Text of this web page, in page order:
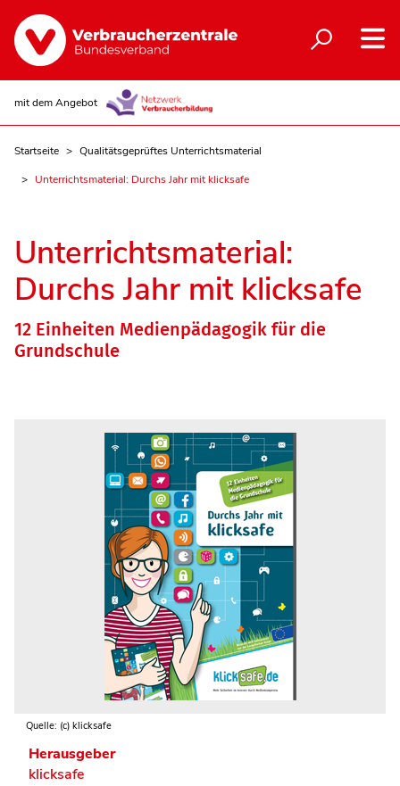
mit dem Angebot
Startseite
Qualitätsgeprüftes Unterrichtsmaterial
Unterrichtsmaterial: Durchs Jahr mit klicksafe
Unterrichtsmaterial:
Durchs Jahr mit klicksafe
12 Einheiten Medienpädagogik für die
Grundschule
Quelle: (c) klicksafe
Herausgeber
klicksafe